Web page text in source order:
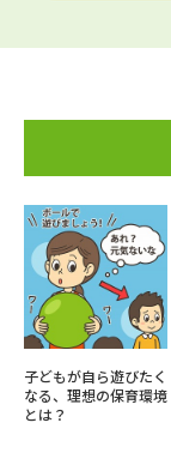
子どもが自ら遊びたく
なる、理想の保育環境
とは？